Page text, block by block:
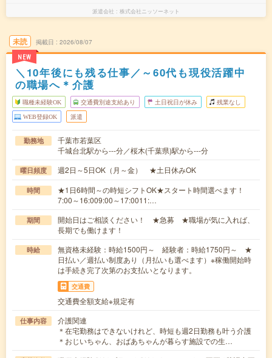
派遣会社 株式会社ニッソーネット
未読
NEW
掲載日 2026/08/07
＼10年後にも残る仕事／～60代も現役活躍中
の職場へ＊介護
職種未経験OK 交通費別途支給あり 土日祝日が休み 残業なし
WEB登録OK 派遣
勤務地
千葉市若葉区
千城台北駅から---分／桜木(千葉県)駅から---分
曜日頻度 週2日～5日OK（月～金） ★土日休みOK
時間
★1日6時間～の時短シフトOK★スタート時間選べます！
7:00～16:009:00～17:0011:…
期間
開始日はご相談ください！ ★急募 ★職場が気に入れば、
長期でも働けます！
時給
無資格未経験：時給1500円～ 経験者：時給1750円～ ★
日払い／週払い制度あり（月払いも選べます）※稼働開始時
は手続き完了次第のお支払いとなります。
交通費
交通費全額支給※規定有
仕事内容
介護関連
＊在宅勤務はできないけれど、時短も週2日勤務も叶う介護
＊おじいちゃん、おばあちゃんが暮らす施設での生…